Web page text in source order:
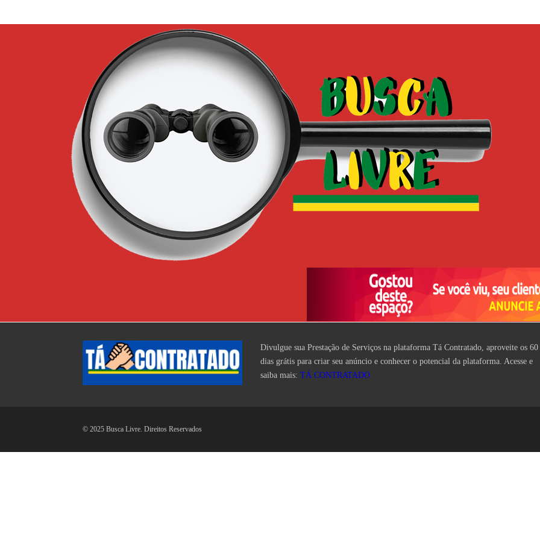
Divulgue sua Prestação de Serviços na plataforma Tá Contratado, aproveite os 60
dias grátis para criar seu anúncio e conhecer o potencial da plataforma. Acesse e
saiba mais:TÁ CONTRATADO
© 2025 Busca Livre. Direitos Reservados